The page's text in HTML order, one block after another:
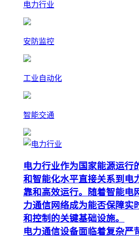
电力行业
安防监控
工业自动化
智能交通
电力行业作为国家能源运行
和智能化水平直接关系到电
靠和高效运行。随着智能电
力通信网络成为能否保障实
和控制的关键基础设施。
电力通信设备面临着复杂严